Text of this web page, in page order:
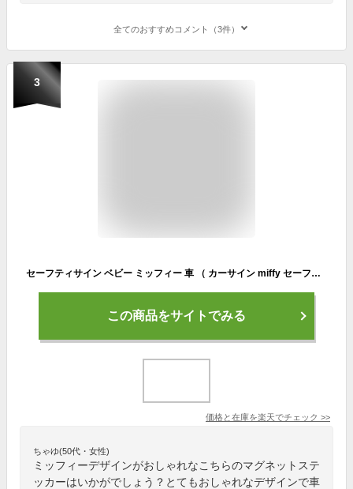
全てのおすすめコメント（3件）
3
セーフティサイン ベビー ミッフィー 車 （ カーサイン miffy セーフティ サイン マグネット ステッカー 赤ちゃん かわいい カーステッカー ベビーインカー 赤ちゃんが乗っています 子ども おでかけ キャラクター ）
この商品をサイトでみる
価格と在庫を楽天でチェック >>
ちゃゆ(50代・女性)
ミッフィーデザインがおしゃれなこちらのマグネットステ
ッカーはいかがでしょう？とてもおしゃれなデザインで車